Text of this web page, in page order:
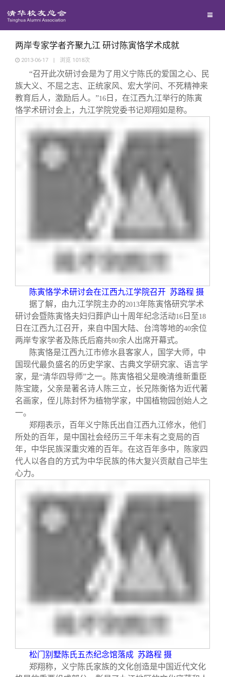
地区联络
年级联络
院系校友工作
专业委员会
西南联大校友会
回馈母校
捐赠项目
捐赠新闻
捐赠纪事
义工计划
媒体平台
《清华校友通讯》
《水木清华》
新媒体平台
百年清华
清华人物
青春风采
校友文苑
校友视界
校友服务
信息化服务
三创大赛
总会简介
会长致辞
理事会名单
制度法规
联系我们
两岸专家学者齐聚九江 研讨陈寅恪学术成就
2013-06-17 | 浏览 1018次
“召开此次研讨会是为了用义宁陈氏的爱国之心、民
族大义、不屈之志、正统家风、宏大学问、不死精神来
教育后人，激励后人。”16 日，在江西九江举行的陈寅
恪学术研讨会上，九江学院党委书记郑翔如是称。
陈寅恪学术研讨会在江西九江学院召开 苏路程 摄
据了解，由九江学院主办的2013年陈寅恪研究学术
研讨会暨陈寅恪夫妇归葬庐山十周年纪念活动16 日至18
日在江西九江召开，来自中国大陆、台湾等地的40余位
两岸专家学者及陈氏后裔共80余人出席开幕式。
陈寅恪是江西九江市修水县客家人，国学大师，中
国现代最负盛名的历史学家、古典文学研究家、语言学
家，是“清华四导师”之一。陈寅恪祖父是晚清维新重臣
陈宝箴，父亲是著名诗人陈三立，长兄陈衡恪为近代著
名画家，侄儿陈封怀为植物学家，中国植物园创始人之
一。
郑翔表示，百年义宁陈氏出自江西九江修水，他们
所处的百年，是中国社会经历三千年未有之变局的百
年，中华民族深重灾难的百年。在这百年多中，陈家四
代人以各自的方式为中华民族的伟大复兴贡献自己毕生
心力。
松门别墅陈氏五杰纪念馆落成 苏路程 摄
郑翔称，义宁陈氏家族的文化创造是中国近代文化